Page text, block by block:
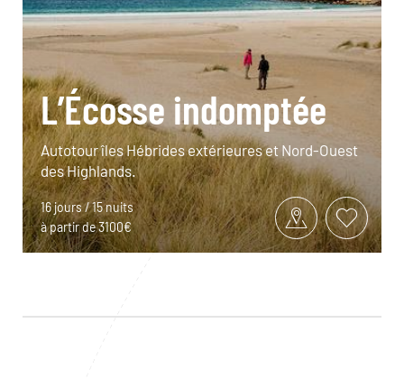
L’Écosse indomptée
Autotour îles Hébrides extérieures et Nord-Ouest
des Highlands.
16 jours / 15 nuits
à partir de 3100€